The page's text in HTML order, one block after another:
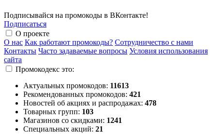
Подписывайся на промокоды в ВКонтакте!
Подписаться
О проекте
О нас Как работают промокоды? Сотрудничество с нами
Контакты Часто задаваемые вопросы Условия использования
сайта
Промокодекс это:
Актуальных промокодов: 11613
Рекомендованных промокодов: 421
Новостей об акциях и распродажах: 478
Товарных групп: 103
Магазинов со скидками: 1241
Специальных акций: 21